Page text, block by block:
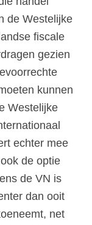
de Westelijke
fiscale
gezien
kunnen
Westelijke
echter mee
de optie
de VN is
dan ooit
net